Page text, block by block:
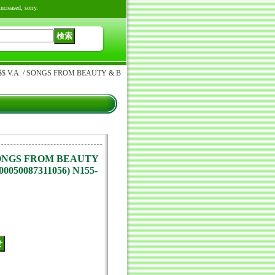
sorry.
V.A. / SONGS FROM BEAUTY & B
FROM BEAUTY
N155-